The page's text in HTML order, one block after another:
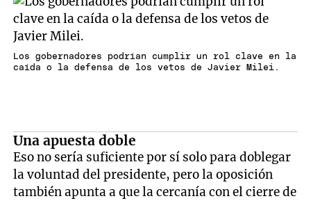
Los gobernadores podrían cumplir un rol clave en la
caída o la defensa de los vetos de Javier Milei.
Una apuesta doble
Eso no sería suficiente por sí solo para doblegar
la voluntad del presidente, pero la oposición
también apunta a que la cercanía con el cierre de